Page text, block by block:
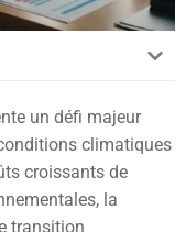
un défi majeur
climatiques
croissants de
la
transition